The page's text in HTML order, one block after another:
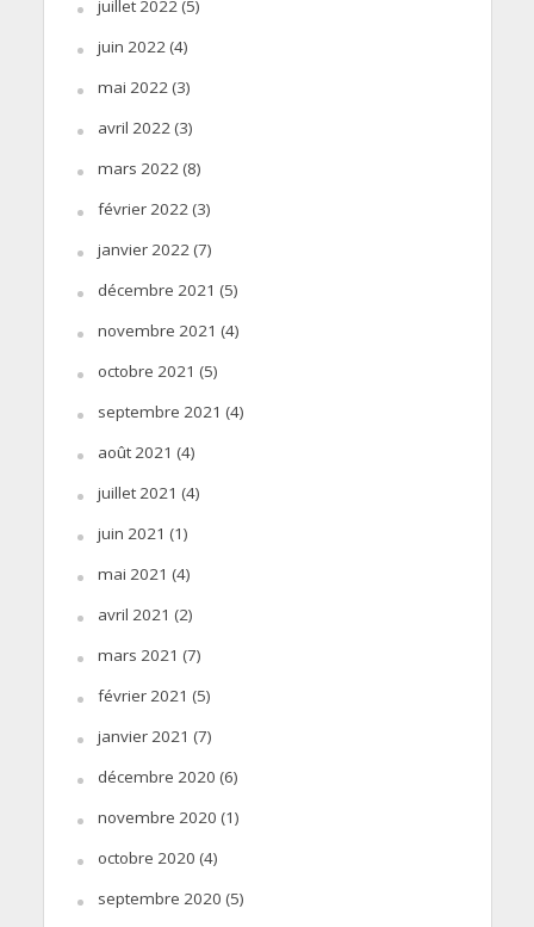
juillet 2022(5)
juin 2022(4)
mai 2022(3)
avril 2022(3)
mars 2022(8)
février 2022(3)
janvier 2022(7)
décembre 2021 (5)
novembre 2021 (4)
octobre 2021 (5)
septembre 2021 (4)
août 2021 (4)
juillet 2021 (4)
juin 2021 (1)
mai 2021 (4)
avril 2021 (2)
mars 2021 (7)
février 2021 (5)
janvier 2021 (7)
décembre 2020 (6)
novembre 2020 (1)
octobre 2020 (4)
septembre 2020 (5)